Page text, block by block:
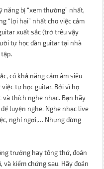
bị “xem thường” nhất,
“lợi hại” nhất cho việc cảm
xuất sắc (trớ trêu vậy
tự học đàn guitar tại nhà
có khả năng cảm âm siêu
tự học guitar. Bởi vì họ
và thích nghe nhạc. Bạn hãy
luyện nghe. Nghe nhạc live
nghỉ ngơi,… Nhưng đừng
trưởng hay tông thứ, đoán
kiểm chứng sau. Hãy đoán